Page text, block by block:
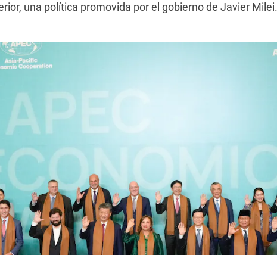
una política promovida por el gobierno de Javier Milei.